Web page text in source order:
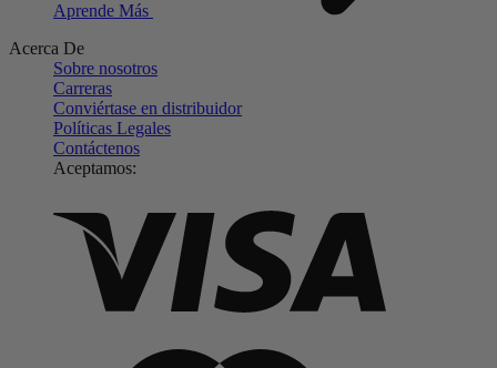
Aprende Más
Acerca De
Sobre nosotros
Carreras
Conviértase en distribuidor
Políticas Legales
Contáctenos
Aceptamos: